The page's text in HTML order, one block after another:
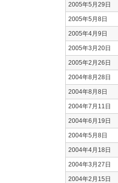
2005年5月29日
2005年5月8日
2005年4月9日
2005年3月20日
2005年2月26日
2004年8月28日
2004年8月8日
2004年7月11日
2004年6月19日
2004年5月8日
2004年4月18日
2004年3月27日
2004年2月15日